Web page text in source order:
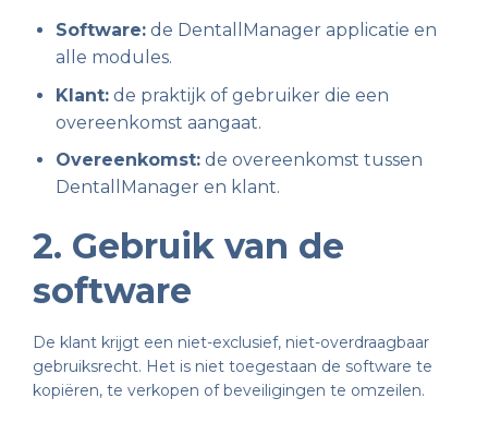
Software:de DentallManager applicatie en
alle modules.
Klant:de praktijk of gebruiker die een
overeenkomst aangaat.
Overeenkomst:de overeenkomst tussen
DentallManager en klant.
2. Gebruik van de
software
De klant krijgt een niet-exclusief, niet-overdraagbaar
gebruiksrecht. Het is niet toegestaan de software te
kopiëren, te verkopen of beveiligingen te omzeilen.